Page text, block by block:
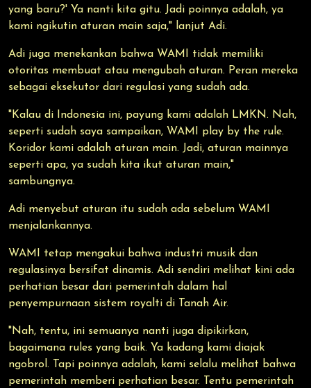
yang baru?' Ya nanti kita gitu. Jadi poinnya adalah, ya
kami ngikutin aturan main saja," lanjut Adi.
Adi juga menekankan bahwa WAMI tidak memiliki
otoritas membuat atau mengubah aturan. Peran mereka
sebagai eksekutor dari regulasi yang sudah ada.
"Kalau di Indonesia ini, payung kami adalah LMKN. Nah,
seperti sudah saya sampaikan, WAMI play by the rule.
Koridor kami adalah aturan main. Jadi, aturan mainnya
seperti apa, ya sudah kita ikut aturan main,"
sambungnya.
Adi menyebut aturan itu sudah ada sebelum WAMI
menjalankannya.
WAMI tetap mengakui bahwa industri musik dan
regulasinya bersifat dinamis. Adi sendiri melihat kini ada
perhatian besar dari pemerintah dalam hal
penyempurnaan sistem royalti di Tanah Air.
"Nah, tentu, ini semuanya nanti juga dipikirkan,
bagaimana rules yang baik. Ya kadang kami diajak
ngobrol. Tapi poinnya adalah, kami selalu melihat bahwa
pemerintah memberi perhatian besar. Tentu pemerintah